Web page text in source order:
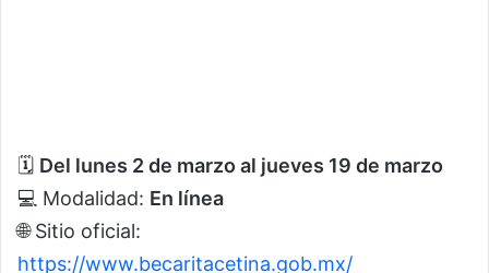
🗓 Del lunes 2 de marzo al jueves 19 de marzo
💻 Modalidad: En línea
🌐 Sitio oficial:
https://www.becaritacetina.gob.mx/